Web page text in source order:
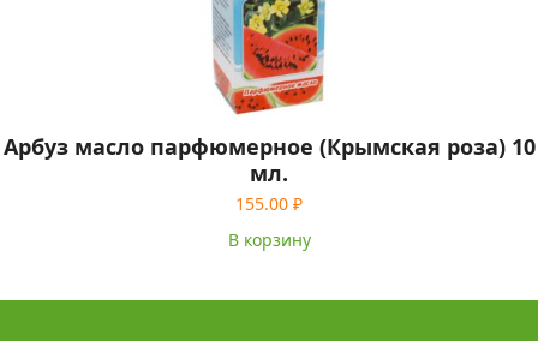
Арбуз масло парфюмерное (Крымская роза) 10
мл.
155.00 ₽
В корзину